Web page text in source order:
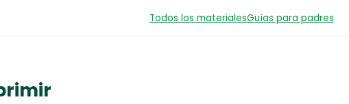
Todos los materialesGuías para padres